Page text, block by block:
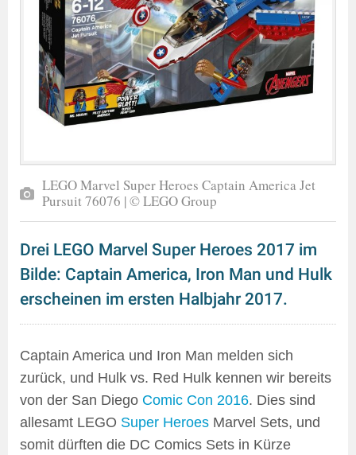
LEGO Marvel Super Heroes Captain America Jet
Pursuit 76076 | © LEGO Group
Drei LEGO Marvel Super Heroes 2017 im
Bilde: Captain America, Iron Man und Hulk
erscheinen im ersten Halbjahr 2017.
Captain America und Iron Man melden sich
zurück, und Hulk vs. Red Hulk kennen wir bereits
von der San Diego Comic Con 2016. Dies sind
allesamt LEGO Super Heroes Marvel Sets, und
somit dürften die DC Comics Sets in Kürze